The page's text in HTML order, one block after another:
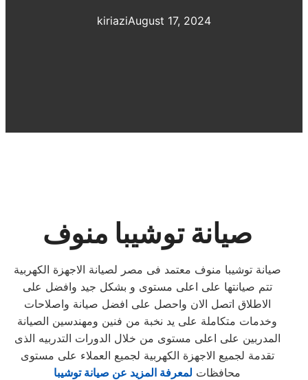
kiriaziAugust 17, 2024
صيانة توشيبا منوف
صيانة توشيبا منوف معتمد فى مصر لصيانة الاجهزة الكهربية
تتم صيانتها على اعلى مستوى و بشكل جيد وافضل على
الاطلاق اتصل الان واحصل على افضل صيانة واصلاحات
وخدمات متكاملة على يد نخبة من فنين ومهندسين الصيانة
المدربين على اعلى مستوى من خلال الدورات التدربيه الذى
تقدمة لجميع الاجهزة الكهربية لجميع العملاء على مستوى
محافظات لمعرفة المزيد عن صيانة توشيبا